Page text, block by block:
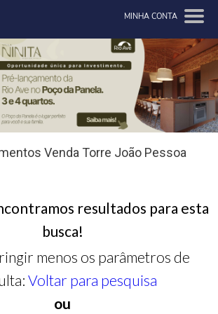
MINHA CONTA
Venda Torre João Pessoa
resultados para esta
busca!
menos os parâmetros de
Voltar para pesquisa
ou